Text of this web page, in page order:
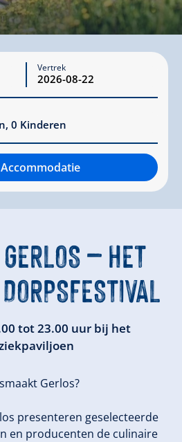
Vertrek
, 0 Kinderen
– HET
tot 23.00 uur bij het
Gerlos?
presenteren geselecteerde
en producenten de culinaire